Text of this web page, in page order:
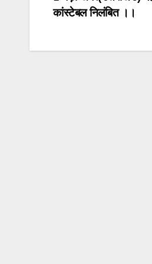
navigation
कांस्टेबल निलंबित ।।